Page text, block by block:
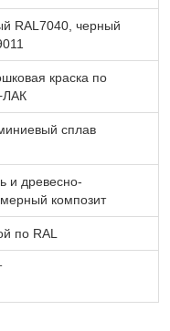
RAL7040, черный
краска по
сплав
и древесно-
композит
по RAL